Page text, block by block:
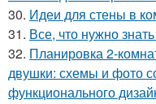
30. Идеи для стены в
31. Все, что нужно
32. Планировка 2-
двушки: схемы и фото
функционального